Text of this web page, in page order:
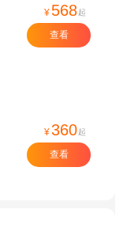
¥ 568起
查看
¥360起
查看